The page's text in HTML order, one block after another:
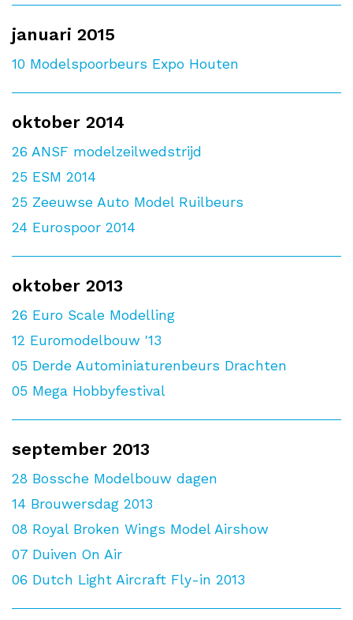
januari 2015
10 Modelspoorbeurs Expo Houten
oktober 2014
26 ANSF modelzeilwedstrijd
25 ESM 2014
25 Zeeuwse Auto Model Ruilbeurs
24 Eurospoor 2014
oktober 2013
26 Euro Scale Modelling
12 Euromodelbouw '13
05 Derde Autominiaturenbeurs Drachten
05 Mega Hobbyfestival
september 2013
28 Bossche Modelbouw dagen
14 Brouwersdag 2013
08 Royal Broken Wings Model Airshow
07 Duiven On Air
06 Dutch Light Aircraft Fly-in 2013